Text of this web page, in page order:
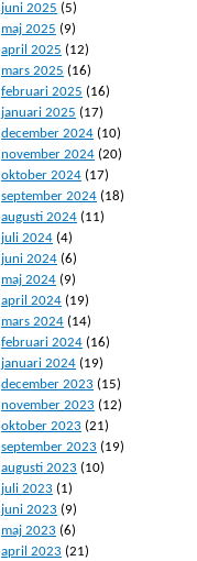
juni 2025 (5)
maj 2025 (9)
april 2025 (12)
mars 2025 (16)
februari 2025 (16)
januari 2025 (17)
december 2024 (10)
november 2024 (20)
oktober 2024 (17)
september 2024 (18)
augusti 2024 (11)
juli 2024 (4)
juni 2024 (6)
maj 2024 (9)
april 2024 (19)
mars 2024 (14)
februari 2024 (16)
januari 2024 (19)
december 2023 (15)
november 2023 (12)
oktober 2023 (21)
september 2023 (19)
augusti 2023 (10)
juli 2023 (1)
juni 2023 (9)
maj 2023 (6)
april 2023 (21)